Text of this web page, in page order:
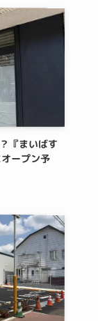
『まいばす
ープン予